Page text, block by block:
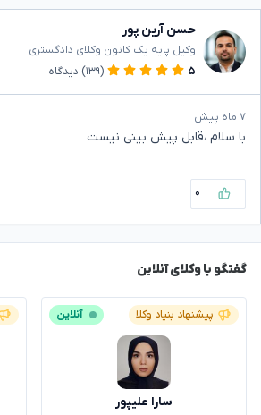
حسن آرین پور
وکیل پایه یک کانون وکلای دادگستری
۵
(۱۳۹) دیدگاه
۷ ماه پیش
با سلام ،قابل پیش بینی نیست
۰
گفتگو با وکلای آنلاین
پیشنهاد بنیاد وکلا آنلاین
سارا علیپور